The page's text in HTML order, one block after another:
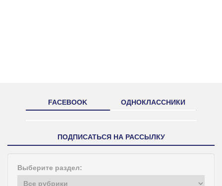
FACEBOOK ОДНОКЛАССНИКИ
ПОДПИСАТЬСЯ НА РАССЫЛКУ
Выберите раздел: